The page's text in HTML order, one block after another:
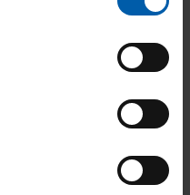
Angebote, Anzeigen
und Ihres
unserer
100% Made in